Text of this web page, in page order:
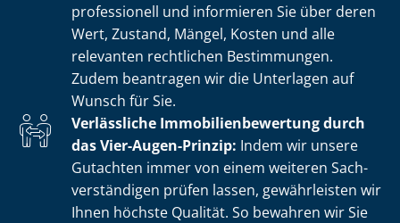
professionell und informieren Sie über deren
Wert, Zustand, Mängel, Kosten und alle
relevanten rechtlichen Bestimmungen.
Zudem beantragen wir die Unterlagen auf
Wunsch für Sie.
Verlässliche Im­mo­bi­li­en­be­wer­tung durch
das Vier-Augen-Prinzip: Indem wir unsere
Gutachten immer von einem weiteren Sach­
ver­stän­di­gen prüfen lassen, gewährleisten wir
Ihnen höchste Qualität. So bewahren wir Sie